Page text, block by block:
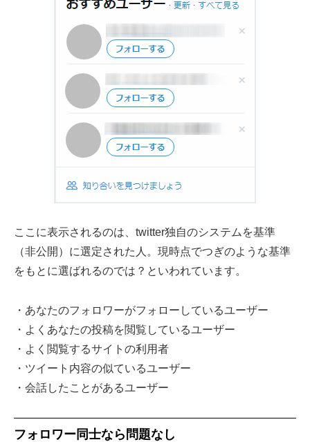
ここに表示されるのは、twitter独自のシステムを基準
（非公開）に選定された人。現時点でつぎのような基準
をもとに選ばれるのでは？といわれています。
・あなたのフォロワーがフォローしているユーザー
・よくあなたの投稿を閲覧しているユーザー
・よく閲覧するサイトの利用者
・ツイート内容の似ているユーザー
・会話したことがあるユーザー
フォロワー同士なら問題なし